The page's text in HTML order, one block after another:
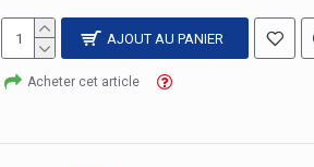
AJOUT AU PANIER
Acheter cet article